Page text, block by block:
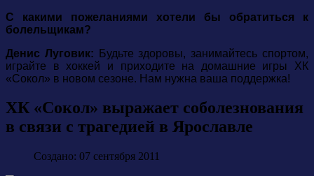
С какими пожеланиями хотели бы обратиться к
болельщикам?
Денис Луговик:
Будьте здоровы, занимайтесь спортом,
играйте в хоккей и приходите на домашние игры ХК
«Сокол» в новом сезоне. Нам нужна ваша поддержка!
ХК «Сокол» выражает соболезнования
в связи с трагедией в Ярославле
Создано: 07 сентября 2011